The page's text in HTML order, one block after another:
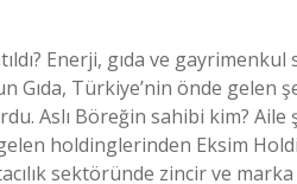
Enerji, gıda ve
Gıda, Türkiye’nin önde gelen
Aslı Böreğin sahibi kim?
holdinglerinden Eksim
sektöründe zincir ve